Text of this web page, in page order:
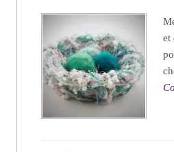
et